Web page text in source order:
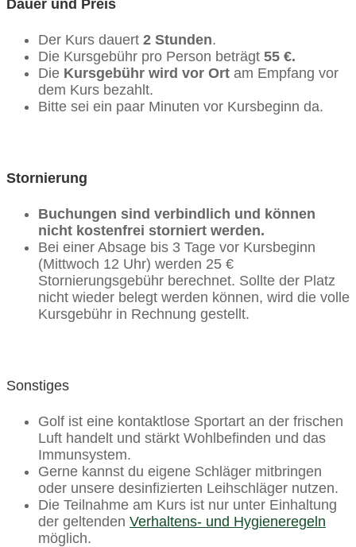
Dauer und Preis
Der Kurs dauert 2 Stunden.
Die Kursgebühr pro Person beträgt 55 €.
Die Kursgebühr wird vor Ort am Empfang vor
dem Kurs bezahlt.
Bitte sei ein paar Minuten vor Kursbeginn da.
Stornierung
Buchungen sind verbindlich und können
nicht kostenfrei storniert werden.
Bei einer Absage bis 3 Tage vor Kursbeginn
(Mittwoch 12 Uhr) werden 25 €
Stornierungsgebühr berechnet. Sollte der Platz
nicht wieder belegt werden können, wird die volle
Kursgebühr in Rechnung gestellt.
Sonstiges
Golf ist eine kontaktlose Sportart an der frischen
Luft handelt und stärkt Wohlbefinden und das
Immunsystem.
Gerne kannst du eigene Schläger mitbringen
oder unsere desinfizierten Leihschläger nutzen.
Die Teilnahme am Kurs ist nur unter Einhaltung
der geltenden Verhaltens- und Hygieneregeln
möglich.